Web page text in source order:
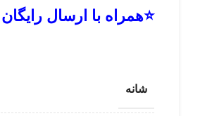
⭐همراه با ارسال رایگان
شانه